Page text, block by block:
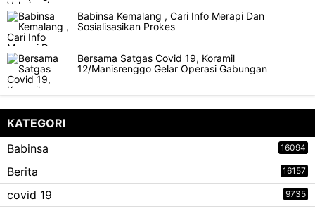
Babinsa Kemalang , Cari Info Merapi Dan
Sosialisasikan Prokes
Bersama Satgas Covid 19, Koramil
12/Manisrenggo Gelar Operasi Gabungan
KATEGORI
Babinsa
16094
Berita 16157
covid 19 9735